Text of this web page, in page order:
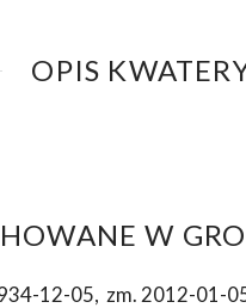
OPIS
W
12-05, zm. 2012-01-